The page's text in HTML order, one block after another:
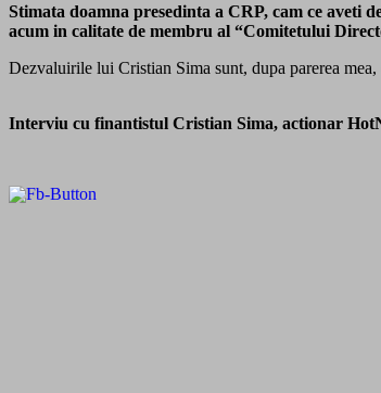
Stimata doamna presedinta a CRP, cam ce aveti
acum in calitate de membru al “Comitetului
Dezvaluirile lui Cristian Sima sunt, dupa parerea
Interviu cu finantistul Cristian Sima, actionar